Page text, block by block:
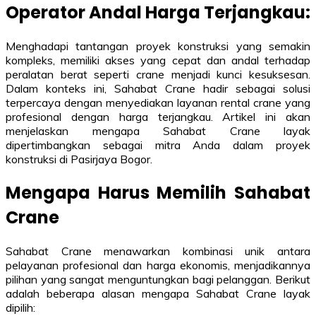
Operator Andal Harga Terjangkau:
Menghadapi tantangan proyek konstruksi yang semakin
kompleks, memiliki akses yang cepat dan andal terhadap
peralatan berat seperti crane menjadi kunci kesuksesan.
Dalam konteks ini, Sahabat Crane hadir sebagai solusi
terpercaya dengan menyediakan layanan rental crane yang
profesional dengan harga terjangkau. Artikel ini akan
menjelaskan mengapa Sahabat Crane layak
dipertimbangkan sebagai mitra Anda dalam proyek
konstruksi di Pasirjaya Bogor.
Mengapa Harus Memilih Sahabat
Crane
Sahabat Crane menawarkan kombinasi unik antara
pelayanan profesional dan harga ekonomis, menjadikannya
pilihan yang sangat menguntungkan bagi pelanggan. Berikut
adalah beberapa alasan mengapa Sahabat Crane layak
dipilih: